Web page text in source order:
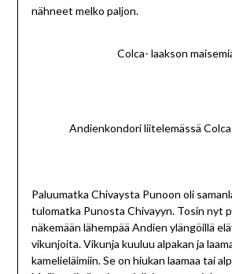
nähneet melko paljon.
Colca- laakson
Andienkondori liitelemässä
Paluumatka Chivaysta Punoon oli
tulomatka Punosta Chivayyn. Tosin nyt
näkemään lähempää Andien ylängöillä
vikunjoita. Vikunja kuuluu alpakan ja
kamelieläimiin. Se on hiukan laamaa tai